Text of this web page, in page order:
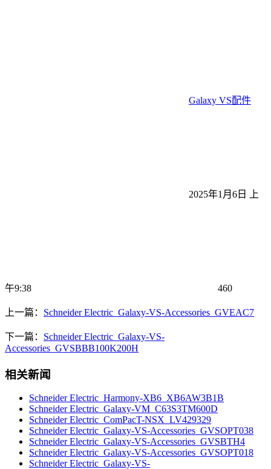
Galaxy VS配件
2025年1月6日 上
午9:38 460
上一篇： Schneider Electric_Galaxy-VS-Accessories_GVEAC7
下一篇： Schneider Electric_Galaxy-VS-
Accessories_GVSBBB100K200H
相关新闻
Schneider Electric_Harmony-XB6_XB6AW3B1B
Schneider Electric_Galaxy-VM_C63S3TM600D
Schneider Electric_ComPacT-NSX_LV429329
Schneider Electric_Galaxy-VS-Accessories_GVSOPT038
Schneider Electric_Galaxy-VS-Accessories_GVSBTH4
Schneider Electric_Galaxy-VS-Accessories_GVSOPT018
Schneider Electric_Galaxy-VS-